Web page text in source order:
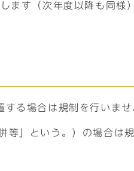
す（次年度以降も同様）
る場合は規制を行いませ
等」という。）の場合は